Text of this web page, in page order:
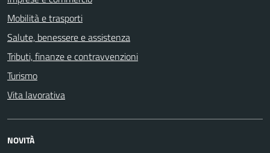
Mobilità e trasporti
Salute, benessere e assistenza
Tributi, finanze e contravvenzioni
Turismo
Vita lavorativa
NOVITÀ